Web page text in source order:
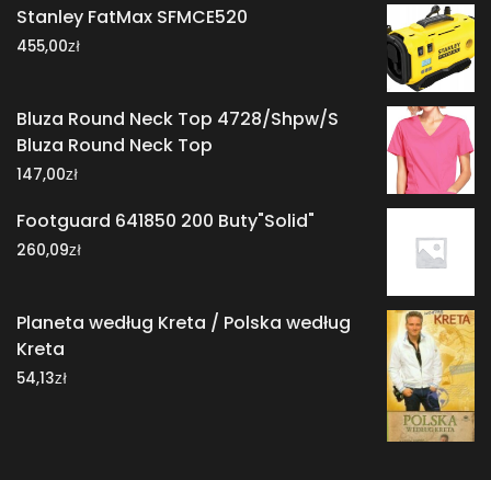
Stanley FatMax SFMCE520
455,00zł
Bluza Round Neck Top 4728/Shpw/S
Bluza Round Neck Top
147,00zł
Footguard 641850 200 Buty"Solid"
260,09zł
Planeta według Kreta / Polska według
Kreta
54,13zł